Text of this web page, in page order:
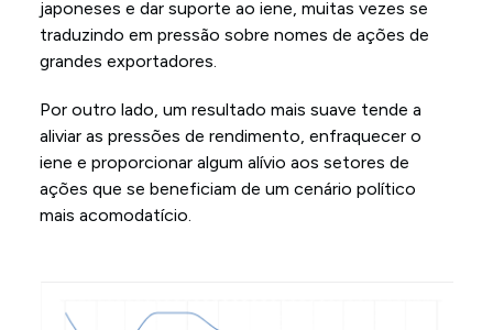
japoneses e dar suporte ao iene, muitas vezes se
traduzindo em pressão sobre nomes de ações de
grandes exportadores.
Por outro lado, um resultado mais suave tende a
aliviar as pressões de rendimento, enfraquecer o
iene e proporcionar algum alívio aos setores de
ações que se beneficiam de um cenário político
mais acomodatício.